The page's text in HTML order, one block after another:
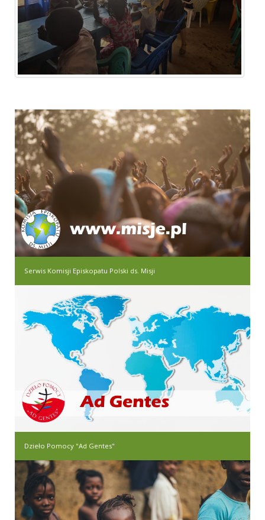
Serwis Komisji Episkopatu Polski ds. Misji
Dzieło Pomocy "Ad Gentes"